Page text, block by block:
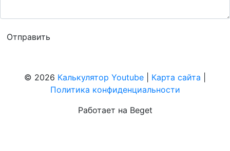
© 2026 Калькулятор Youtube Карта сайта
Политика конфиденциальности
Работает на Beget